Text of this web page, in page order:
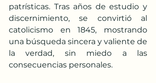
patrísticas. Tras años de estudio y
discernimiento, se convirtió al
catolicismo en 1845, mostrando
una búsqueda sincera y valiente de
la verdad, sin miedo a las
consecuencias personales.